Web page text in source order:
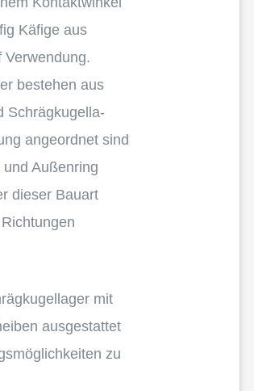
Käfige aus
Verwendung.
bestehen aus
Schräg­ku­gel­la­
angeord­net sind
Außen­ring
dieser Bauart
mit
ausge­stat­tet
zu